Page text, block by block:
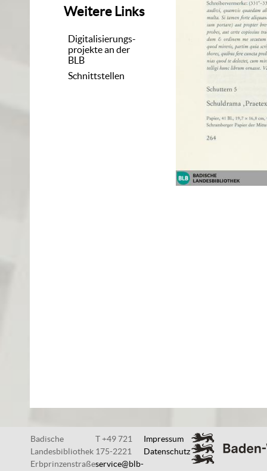
Weitere Links
Digitalisierungs-
projekte an der
BLB
Schnittstellen
Badische
Landesbibliothek
Erbprinzenstraße
T +49 721
175-2221
service@blb-
Impressum
Datenschutz